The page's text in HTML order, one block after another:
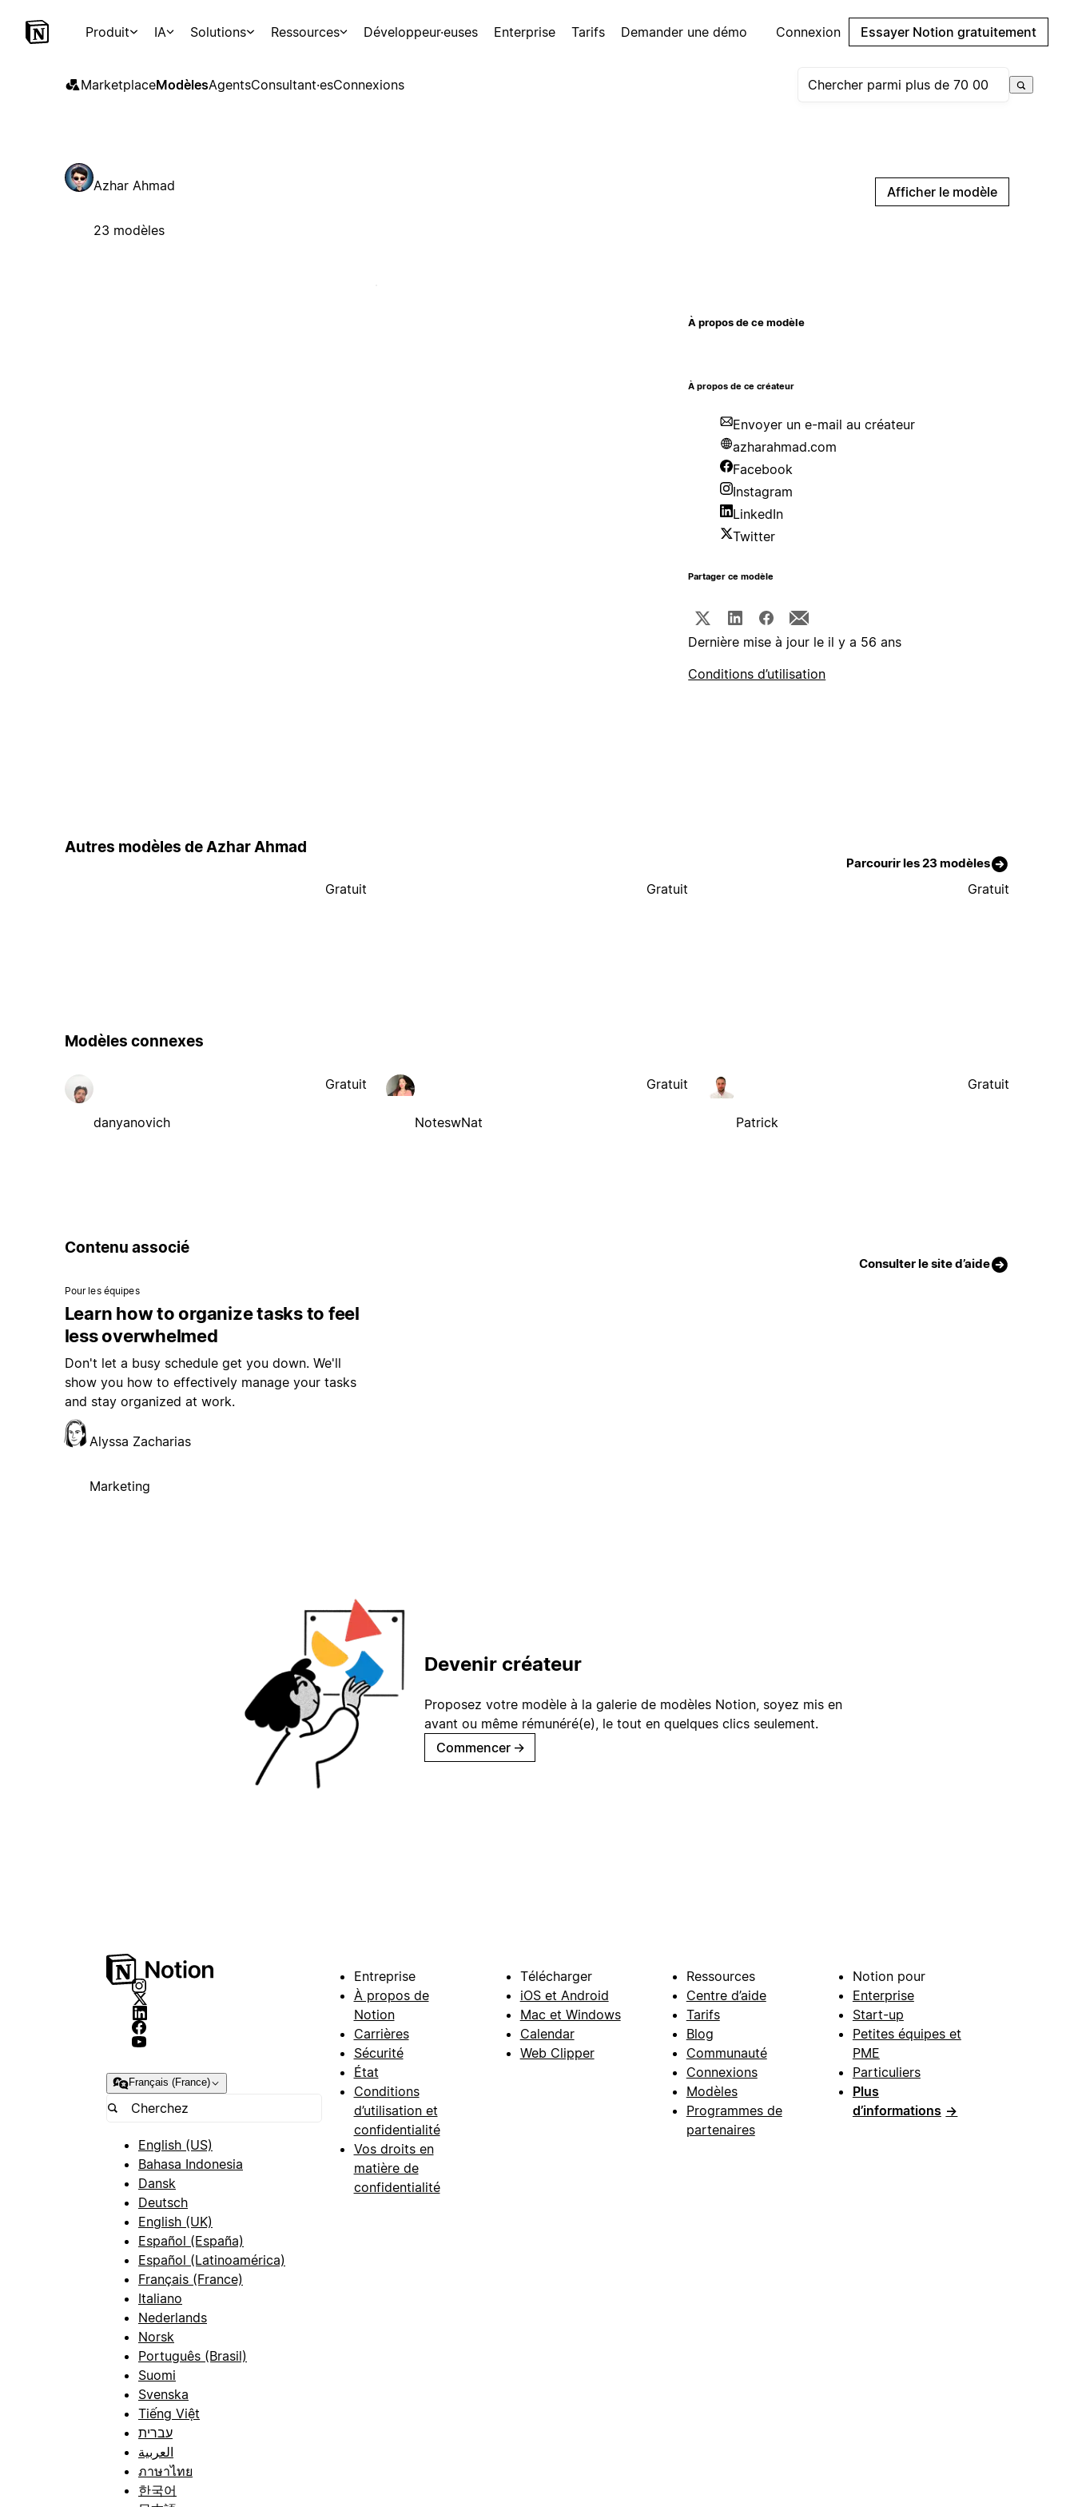
Produit IA Solutions Ressources Développeur·euses Enterprise Tarifs Demander une démo Connexion Essayer Notion gratuitement
MarketplaceModèlesAgentsConsultant·esConnexions
Azhar Ahmad
23 modèles
Afficher le modèle
À propos de ce modèle
À propos de ce créateur
Envoyer un e-mail au créateur
azharahmad.com
Facebook
Instagram
LinkedIn
Twitter
Partager ce modèle
Dernière mise à jour le il y a 56 ans
Conditions d’utilisation
Autres modèles de Azhar Ahmad
Parcourir les 23 modèles
Gratuit Gratuit Gratuit
Modèles connexes
danyanovich
Gratuit
NoteswNat
Gratuit
Patrick
Gratuit
Contenu associé
Consulter le site d’aide
Pour les équipes
Learn how to organize tasks to feel
less overwhelmed
Don't let a busy schedule get you down. We'll
show you how to effectively manage your tasks
and stay organized at work.
Alyssa Zacharias
Marketing
Devenir créateur
Proposez votre modèle à la galerie de modèles Notion, soyez mis en
avant ou même rémunéré(e), le tout en quelques clics seulement.
Commencer →
Français (France)
English (US)
Bahasa Indonesia
Dansk
Deutsch
English (UK)
Español (España)
Español (Latinoamérica)
Français (France)
Italiano
Nederlands
Norsk
Português (Brasil)
Suomi
Svenska
Tiếng Việt
עברית
العربية
ภาษาไทย
한국어
Entreprise
À propos de
Notion
Carrières
Sécurité
État
Conditions
d’utilisation et
confidentialité
Vos droits en
matière de
confidentialité
Télécharger
iOS et Android
Mac et Windows
Calendar
Web Clipper
Ressources
Centre d’aide
Tarifs
Blog
Communauté
Connexions
Modèles
Programmes de
partenaires
Notion pour
Enterprise
Start-up
Petites équipes et
PME
Particuliers
Plus
d’informations →